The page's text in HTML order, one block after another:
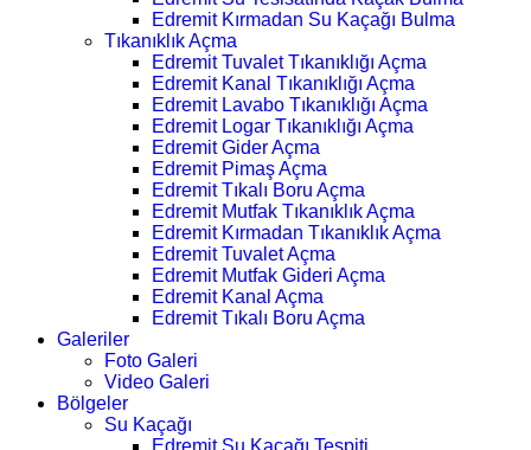
Edremit Kırmadan Su Kaçağı Bulma
Tıkanıklık Açma
Edremit Tuvalet Tıkanıklığı Açma
Edremit Kanal Tıkanıklığı Açma
Edremit Lavabo Tıkanıklığı Açma
Edremit Logar Tıkanıklığı Açma
Edremit Gider Açma
Edremit Pimaş Açma
Edremit Tıkalı Boru Açma
Edremit Mutfak Tıkanıklık Açma
Edremit Kırmadan Tıkanıklık Açma
Edremit Tuvalet Açma
Edremit Mutfak Gideri Açma
Edremit Kanal Açma
Edremit Tıkalı Boru Açma
Galeriler
Foto Galeri
Video Galeri
Bölgeler
Su Kaçağı
Edremit Su Kaçağı Tespiti